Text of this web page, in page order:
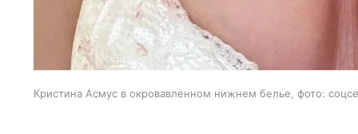
Кристина Асмус в окровавленном нижнем белье, фото: